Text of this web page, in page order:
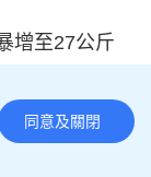
增至27公斤
重的保齡
荷，椎間盤
形與提早退
同意及關閉